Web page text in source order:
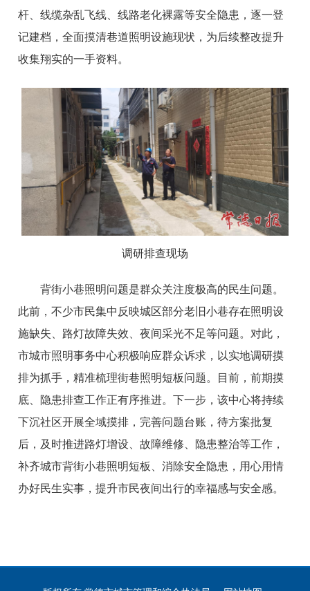
杆、线缆杂乱飞线、线路老化裸露等安全隐患，逐一登
记建档，全面摸清巷道照明设施现状，为后续整改提升
收集翔实的一手资料。
调研排查现场
背街小巷照明问题是群众关注度极高的民生问题。
此前，不少市民集中反映城区部分老旧小巷存在照明设
施缺失、路灯故障失效、夜间采光不足等问题。对此，
市城市照明事务中心积极响应群众诉求，以实地调研摸
排为抓手，精准梳理街巷照明短板问题。目前，前期摸
底、隐患排查工作正有序推进。下一步，该中心将持续
下沉社区开展全域摸排，完善问题台账，待方案批复
后，及时推进路灯增设、故障维修、隐患整治等工作，
补齐城市背街小巷照明短板、消除安全隐患，用心用情
办好民生实事，提升市民夜间出行的幸福感与安全感。